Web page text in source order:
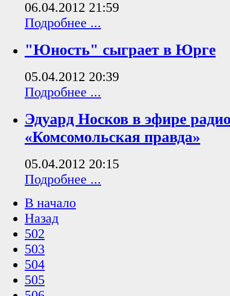
06.04.2012 21:59
Подробнее ...
"Юность" сыграет в Юрге
05.04.2012 20:39
Подробнее ...
Эдуард Носков в эфире
«Комсомольская правда»
05.04.2012 20:15
Подробнее ...
В начало
Назад
502
503
504
505